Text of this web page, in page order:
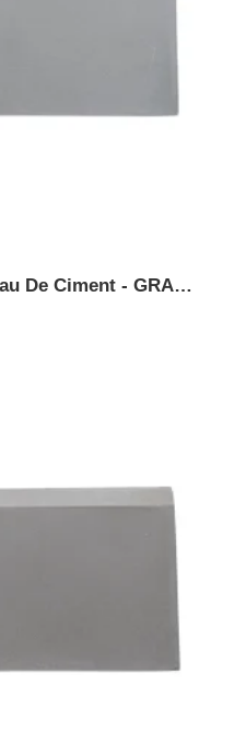
PLINTHE, Véritable Carreau De Ciment - GRANIT 09